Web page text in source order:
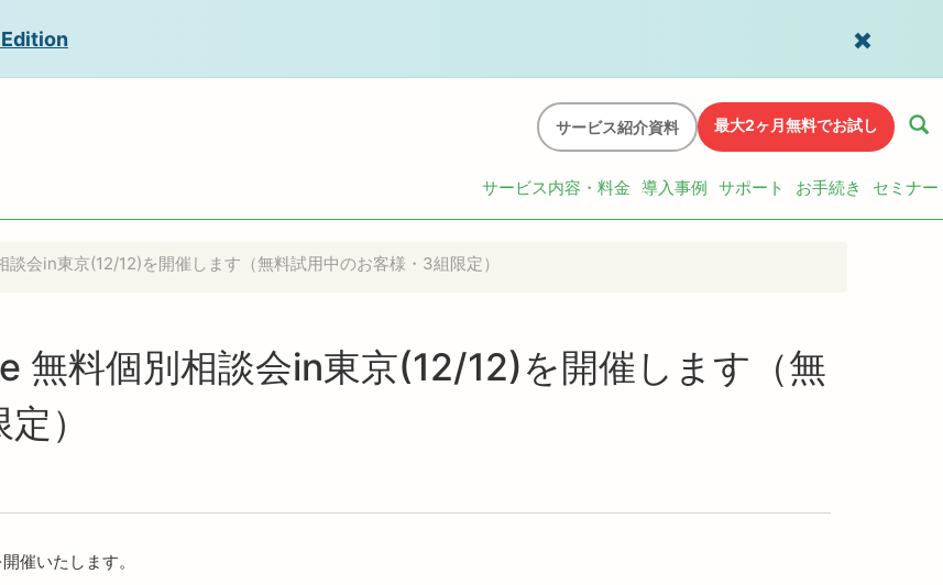
サービス紹介資料 最大2ヶ月無料でお試し
サービス内容・料金 導入事例 サポート お手続き セミナー
談会in東京(12/12)を開催します（無料試用中のお客様・3組限定）
無料個別相談会in東京(12/12)を開催します（無
）
催いたします。